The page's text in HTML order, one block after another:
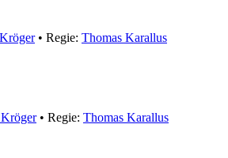
• Regie: Thomas Karallus
• Regie: Thomas Karallus